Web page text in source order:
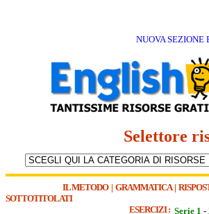
NUOVA SEZIONE
Selettore
IL METODO| GRAMMATICA|
SOTTOTITOLATI
ESERCIZI : Serie 1 -